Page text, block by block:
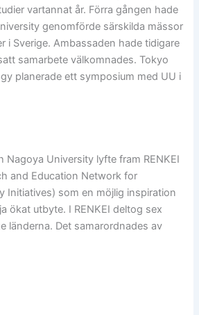
vartannat år. Förra gången hade
genomförde särskilda mässor
i Sverige. Ambassaden hade tidigare
samarbete välkomnades. Tokyo
planerade ett symposium med UU i
Nagoya University lyfte fram RENKEI
and Education Network for
Initiatives) som en möjlig inspiration
ökat utbyte. I RENKEI deltog sex
länderna. Det samarordnades av